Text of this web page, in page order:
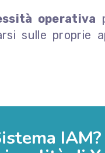
operativa
sulle proprie
IAM?